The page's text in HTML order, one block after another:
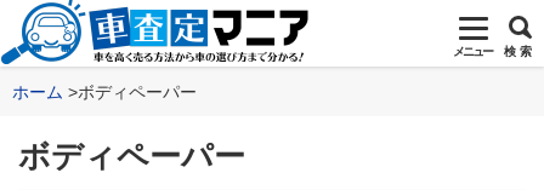
メニュー 検 索
ホーム ボディペーパー
ボディペーパー